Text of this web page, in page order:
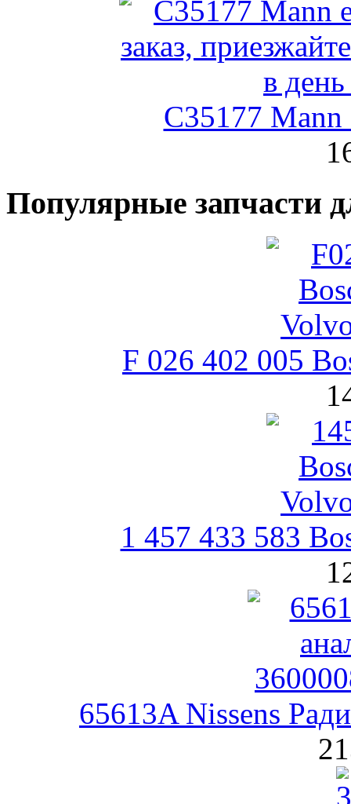
C35177
Популярные запчасти
F 026 402 005
1 457 433 583
65613A Nissens